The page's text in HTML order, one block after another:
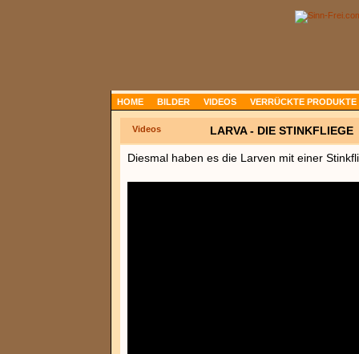
HOME BILDER VIDEOS VERRÜCKTE PRODUKTE
Videos LARVA - DIE STINKFLIEGE
Diesmal haben es die Larven mit einer